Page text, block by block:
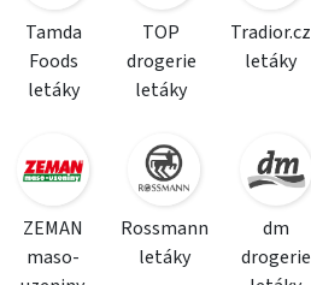
Tamda
Foods
letáky
TOP
drogerie
letáky
Tradior.cz
letáky
ZEMAN
maso-
Rossmann
letáky
dm
drogerie